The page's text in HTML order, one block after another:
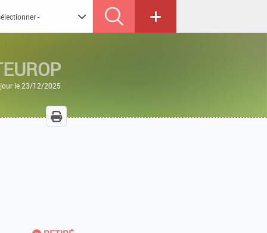
le 23/12/2025